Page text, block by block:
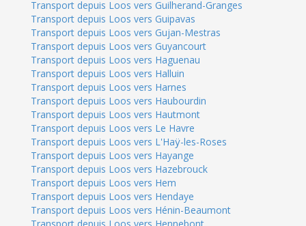
Transport depuis Loos vers Guilherand-Granges
Transport depuis Loos vers Guipavas
Transport depuis Loos vers Gujan-Mestras
Transport depuis Loos vers Guyancourt
Transport depuis Loos vers Haguenau
Transport depuis Loos vers Halluin
Transport depuis Loos vers Harnes
Transport depuis Loos vers Haubourdin
Transport depuis Loos vers Hautmont
Transport depuis Loos vers Le Havre
Transport depuis Loos vers L'Haÿ-les-Roses
Transport depuis Loos vers Hayange
Transport depuis Loos vers Hazebrouck
Transport depuis Loos vers Hem
Transport depuis Loos vers Hendaye
Transport depuis Loos vers Hénin-Beaumont